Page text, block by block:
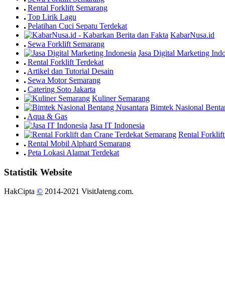
Rental Forklift Semarang
Top Lirik Lagu
Pelatihan Cuci Sepatu Terdekat
KabarNusa.id
Sewa Forklift Semarang
Jasa Digital Marketing
Rental Forklift Terdekat
Artikel dan Tutorial Desain
Sewa Motor Semarang
Catering Soto Jakarta
Kuliner Semarang
Bimtek Nasional
Aqua & Gas
Jasa IT Indonesia
Rental Forklift
Rental Mobil Alphard Semarang
Peta Lokasi Alamat Terdekat
Statistik Website
HakCipta © 2014-2021 VisitJateng.com.